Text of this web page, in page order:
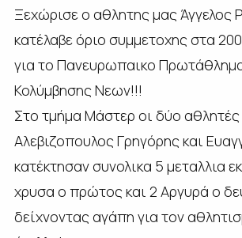
Ξεχώρισε ο αθλητης μας Άγγελος
κατέλαβε όριο συμμετοχης στα
για το Πανευρωπαικο
Κολύμβησης Νεων!!!
Στο τμήμα Μάστερ οι δύο
Αλεβιζοπουλος Γρηγόρης και
κατέκτησαν συνολικα 5 μεταλλια
χρυσα ο πρώτος και 2 Αργυρά ο
δείχνοντας αγάπη για τον